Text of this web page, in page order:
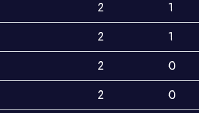
2 1
2 1
2 0
2 0